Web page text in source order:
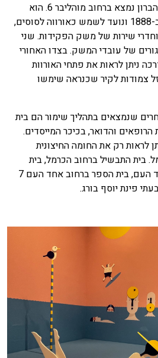
בית המשק שנקרא אורוות הברון נמצא ברחוב מוהליבר 6. הוא
הוקם על ידי פקידי הברון ב-1888 ונועד לשמש כאורווה לסוסים,
שירות של משק הפקידות. שני
של עובדי המשק. בצדו האחורי
ניתן לראות את פתחי האורוות
צמודות לקיר שכנראה שימשו
שנמצאים בתהליך שימור הם בית
הרופאים והדואר, בכיכר המייסדים.
לראות רק את החומה החיצונית
בית התבשיל ברחוב הכרמל, בית
הפקידות הגדול ברחוב אחד העם, בית הספר ברחוב אחד העם 7
פינת יוסף בורג.